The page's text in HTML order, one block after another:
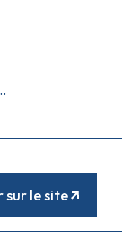
sur le site